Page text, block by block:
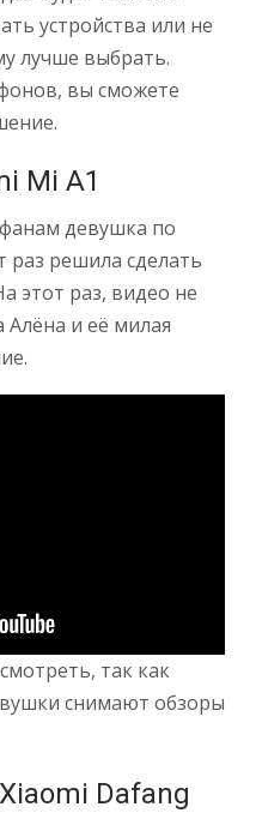
устройства или не
лучше выбрать.
вы сможете
Mi A1
девушка по
раз решила сделать
этот раз, видео не
Алёна и её милая
так как
снимают обзоры
Dafang